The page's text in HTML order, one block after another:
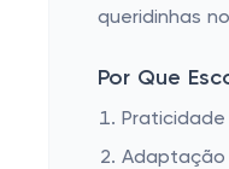
queridinhas
Por Que
Praticidade
Adaptação